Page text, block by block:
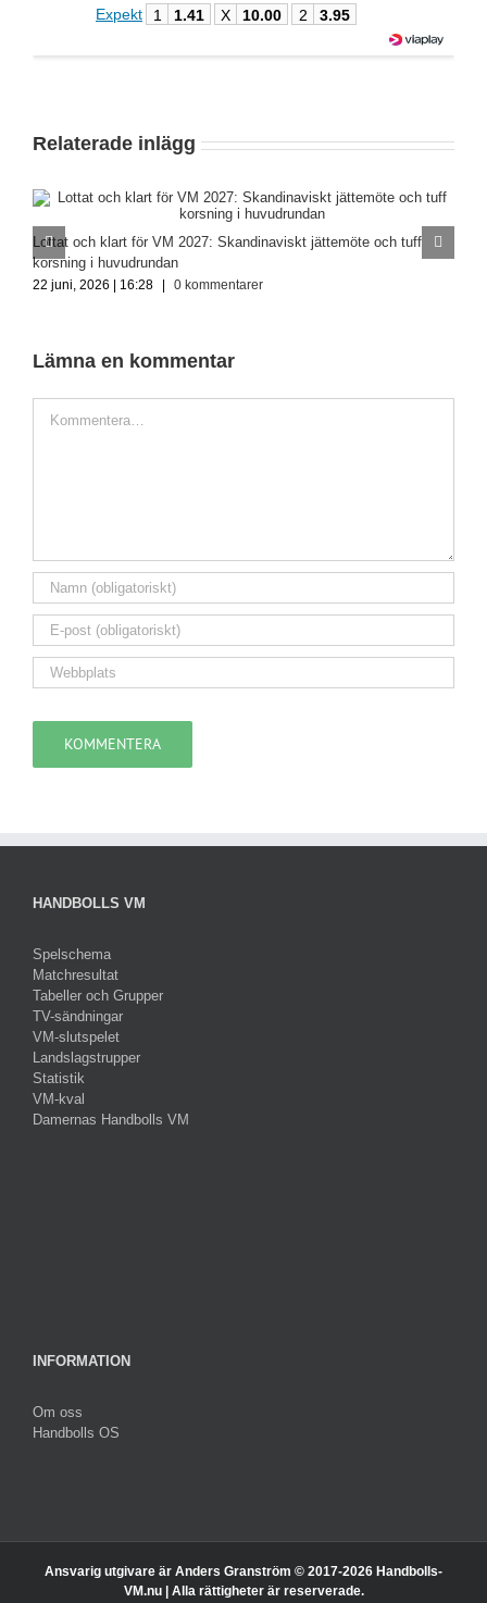
Expekt
1 1.41 X 10.00 2 3.95
Relaterade inlägg
Lottat och klart för VM 2027: Skandinaviskt jättemöte och tuff
korsning i huvudrundan
22 juni, 2026 | 16:28 0 kommentarer
Lämna en kommentar
HANDBOLLS VM
Spelschema
Matchresultat
Tabeller och Grupper
TV-sändningar
VM-slutspelet
Landslagstrupper
Statistik
VM-kval
Damernas Handbolls VM
INFORMATION
Om oss
Handbolls OS
Ansvarig utgivare är Anders Granström © 2017-2026 Handbolls-
VM.nu | Alla rättigheter är reserverade.